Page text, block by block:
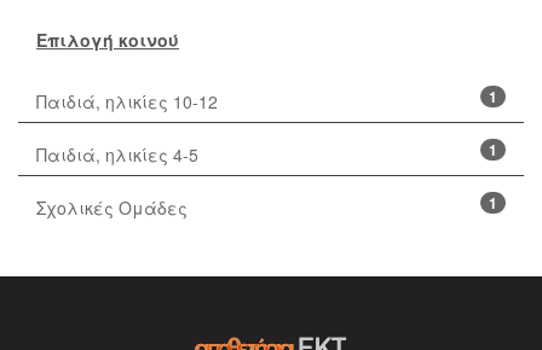
Επιλογή κοινού
1
Παιδιά, ηλικίες 10-12
1
Παιδιά, ηλικίες 4-5
1
Σχολικές Ομάδες